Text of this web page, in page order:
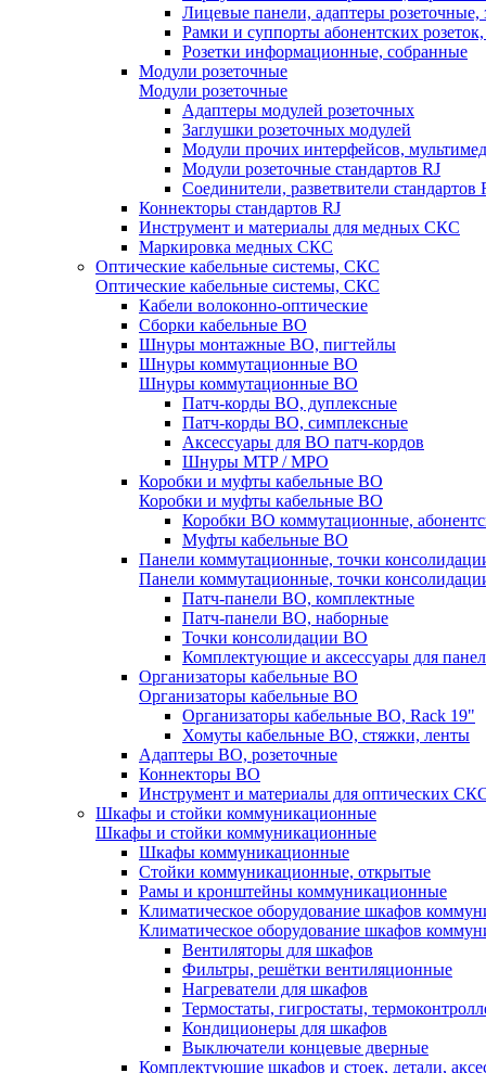
Лицевые панели, адаптеры розеточные,
Рамки и суппорты абонентских
Розетки информационные, собранные
Модули розеточные
Модули розеточные
Адаптеры модулей розеточных
Заглушки розеточных модулей
Модули прочих интерфейсов,
Модули розеточные стандартов RJ
Соединители, разветвители стандартов
Коннекторы стандартов RJ
Инструмент и материалы для медных СКС
Маркировка медных СКС
Оптические кабельные системы, СКС
Оптические кабельные системы, СКС
Кабели волоконно-оптические
Сборки кабельные ВО
Шнуры монтажные ВО, пигтейлы
Шнуры коммутационные ВО
Шнуры коммутационные ВО
Патч-корды ВО, дуплексные
Патч-корды ВО, симплексные
Аксессуары для ВО патч-кордов
Шнуры MTP / MPO
Коробки и муфты кабельные ВО
Коробки и муфты кабельные ВО
Коробки ВО коммутационные,
Муфты кабельные ВО
Панели коммутационные, точки
Панели коммутационные, точки
Патч-панели ВО, комплектные
Патч-панели ВО, наборные
Точки консолидации ВО
Комплектующие и аксессуары для
Организаторы кабельные ВО
Организаторы кабельные ВО
Организаторы кабельные ВО, Rack 19"
Хомуты кабельные ВО, стяжки, ленты
Адаптеры ВО, розеточные
Коннекторы ВО
Инструмент и материалы для оптических
Шкафы и стойки коммуникационные
Шкафы и стойки коммуникационные
Шкафы коммуникационные
Стойки коммуникационные, открытые
Рамы и кронштейны коммуникационные
Климатическое оборудование шкафов
Климатическое оборудование шкафов
Вентиляторы для шкафов
Фильтры, решётки вентиляционные
Нагреватели для шкафов
Термостаты, гигростаты,
Кондиционеры для шкафов
Выключатели концевые дверные
Комплектующие шкафов и стоек, детали,